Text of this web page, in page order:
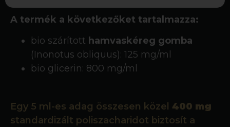
A termék a következőket tartalmazza:
bio szárított hamvaskéreg gomba
(Inonotus obliquus): 125 mg/ml
bio glicerin: 800 mg/ml
Egy 5 ml-es adag összesen közel 400 mg
standardizált poliszacharidot biztosít a